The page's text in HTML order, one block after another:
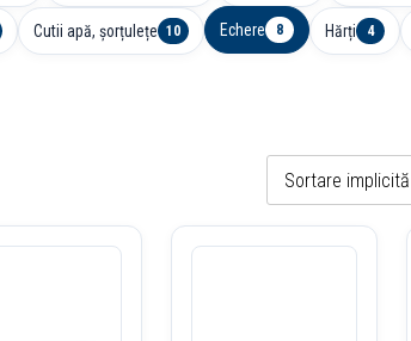
Cutii apă, șorțulețe 10 Echere 8 Hărți 4